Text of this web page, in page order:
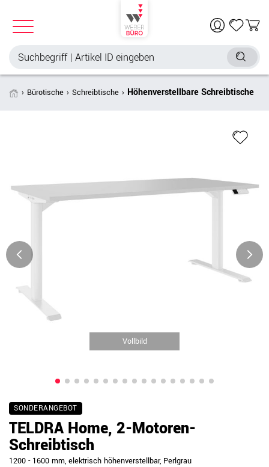
Bürotische Schreibtische Höhenverstellbare Schreibtische
Vollbild
SONDERANGEBOT
TELDRA Home, 2-Motoren-
Schreibtisch
1200 - 1600 mm, elektrisch höhenverstellbar, Perlgrau